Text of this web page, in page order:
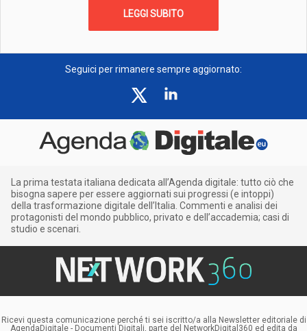
LEGGI SUBITO
Seguici per rimanere sempre aggiornato:
La prima testata italiana dedicata all’Agenda digitale: tutto ciò che
bisogna sapere per essere aggiornati sui progressi (e intoppi)
della trasformazione digitale dell’Italia. Commenti e analisi dei
protagonisti del mondo pubblico, privato e dell’accademia; casi di
studio e scenari.
Ricevi questa comunicazione perché ti sei iscritto/a alla Newsletter editoriale di
AgendaDigitale - Documenti Digitali, parte del NetworkDigital360 ed edita da